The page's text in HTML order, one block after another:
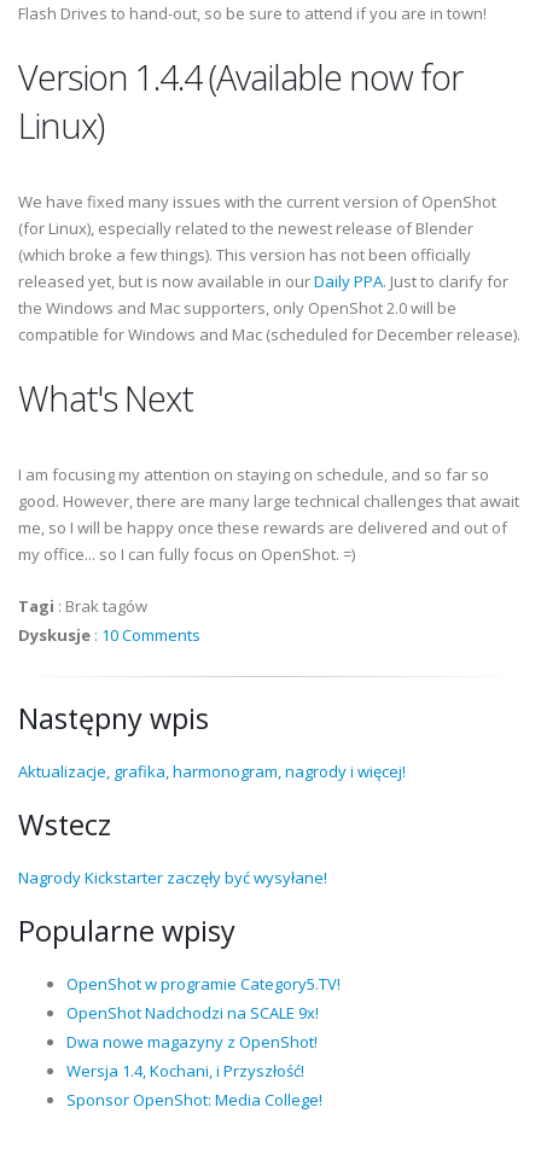
Flash Drives to hand-out, so be sure to attend if you are in town!
Version 1.4.4 (Available now for
Linux)
We have fixed many issues with the current version of OpenShot
(for Linux), especially related to the newest release of Blender
(which broke a few things). This version has not been officially
released yet, but is now available in ourDaily PPA. Just to clarify for
the Windows and Mac supporters, only OpenShot 2.0 will be
compatible for Windows and Mac (scheduled for December release).
What's Next
I am focusing my attention on staying on schedule, and so far so
good. However, there are many large technical challenges that await
me, so I will be happy once these rewards are delivered and out of
my office... so I can fully focus on OpenShot. =)
Tagi : Brak tagów
Dyskusje : 10 Comments
Następny wpis
Aktualizacje, grafika, harmonogram, nagrody i więcej!
Wstecz
Nagrody Kickstarter zaczęły być wysyłane!
Popularne wpisy
OpenShot w programie Category5.TV!
OpenShot Nadchodzi na SCALE 9x!
Dwa nowe magazyny z OpenShot!
Wersja 1.4, Kochani, i Przyszłość!
Sponsor OpenShot: Media College!